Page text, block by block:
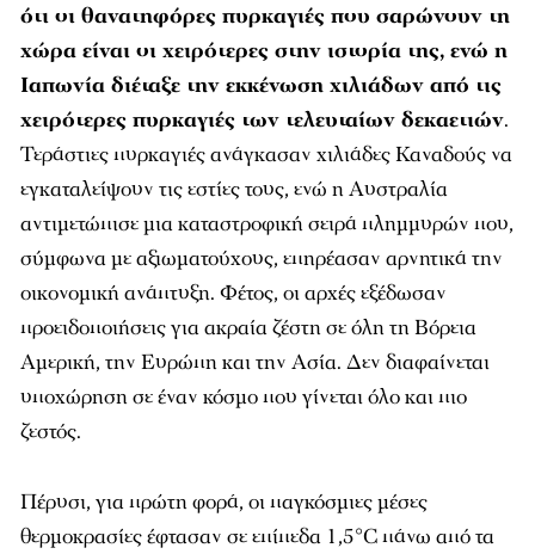
ότι οι θανατηφόρες πυρκαγιές που σαρώνουν τη
χώρα είναι οι χειρότερες στην ιστορία της, ενώ η
Ιαπωνία διέταξε την εκκένωση χιλιάδων από τις
χειρότερες πυρκαγιές των τελευταίων δεκαετιών.
Τεράστιες πυρκαγιές ανάγκασαν χιλιάδες Καναδούς να
εγκαταλείψουν τις εστίες τους, ενώ η Αυστραλία
αντιμετώπισε μια καταστροφική σειρά πλημμυρών που,
σύμφωνα με αξιωματούχους, επηρέασαν αρνητικά την
οικονομική ανάπτυξη. Φέτος, οι αρχές εξέδωσαν
προειδοποιήσεις για ακραία ζέστη σε όλη τη Βόρεια
Αμερική, την Ευρώπη και την Ασία. Δεν διαφαίνεται
υποχώρηση σε έναν κόσμο που γίνεται όλο και πιο
ζεστός.
Πέρυσι, για πρώτη φορά, οι παγκόσμιες μέσες
θερμοκρασίες έφτασαν σε επίπεδα 1,5°C πάνω από τα